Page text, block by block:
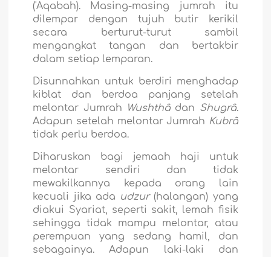
('Aqabah). Masing-masing jumrah itu
dilempar dengan tujuh butir kerikil
secara berturut-turut sambil
mengangkat tangan dan bertakbir
dalam setiap lemparan.
Disunnahkan untuk berdiri menghadap
kiblat dan berdoa panjang setelah
melontar Jumrah
Wushthâ dan Shugrâ.
Adapun setelah melontar Jumrah Kubrâ
tidak perlu berdoa.
Diharuskan bagi jemaah haji untuk
melontar sendiri dan tidak
mewakilkannya kepada orang lain
kecuali jika ada udzur(halangan) yang
diakui Syariat, seperti sakit, lemah fisik
sehingga tidak mampu melontar, atau
perempuan yang sedang hamil, dan
sebagainya. Adapun laki-laki dan